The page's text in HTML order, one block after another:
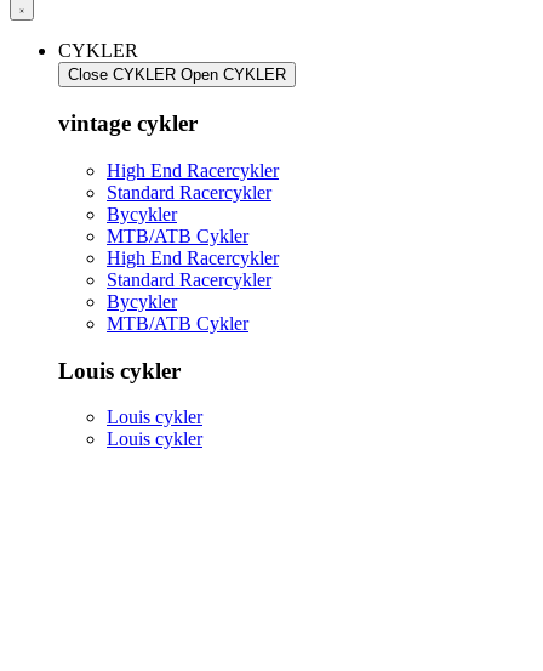
CYKLER
Close CYKLER Open CYKLER
vintage cykler
High End Racercykler
Standard Racercykler
Bycykler
MTB/ATB Cykler
High End Racercykler
Standard Racercykler
Bycykler
MTB/ATB Cykler
Louis cykler
Louis cykler
Louis cykler